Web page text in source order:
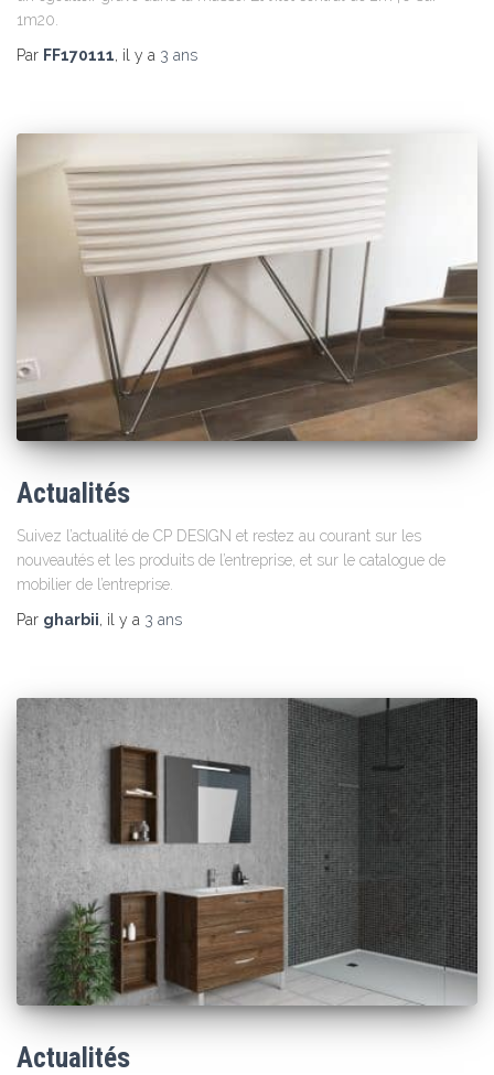
1m20.
Par FF170111, il y a 3 ans
Actualités
Suivez l’actualité de CP DESIGN et restez au courant sur les
nouveautés et les produits de l’entreprise, et sur le catalogue de
mobilier de l’entreprise.
Par gharbii, il y a 3 ans
Actualités